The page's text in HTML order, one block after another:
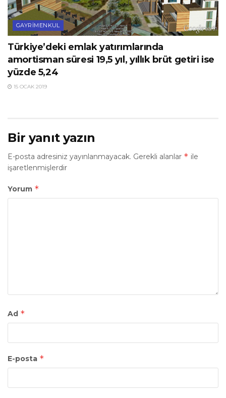
GAYRIMENKUL
Türkiye’deki emlak yatırımlarında
amortisman süresi 19,5 yıl, yıllık brüt getiri ise
yüzde 5,24
15 OCAK 2019
Bir yanıt yazın
E-posta adresiniz yayınlanmayacak. Gerekli alanlar * ile
işaretlenmişlerdir
Yorum *
Ad *
E-posta *